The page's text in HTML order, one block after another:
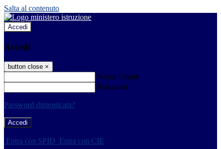
Salta al contenuto
Accedi
Accedi
button close ×
Nome Utente
Password
Password dimenticata?
-
Entra con SPID Entra con CIE